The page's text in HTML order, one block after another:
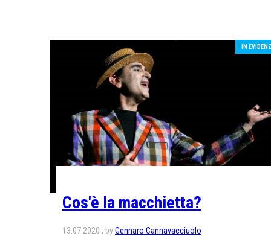
IN
Cos'è la macchietta?
13.07.2020 byGennaro Cannavacciuolo